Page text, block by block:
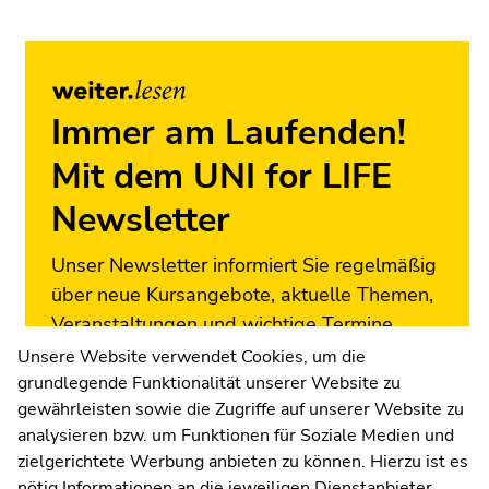
Immer am Laufenden!
Mit dem UNI for LIFE
Newsletter
Unser Newsletter informiert Sie regelmäßig
über neue Kursangebote, aktuelle Themen,
Veranstaltungen und wichtige Termine.
Melden Sie sich jetzt an!
Zur Newsletter-Anmeldung
Unsere Website verwendet Cookies, um die
grundlegende Funktionalität unserer Website zu
gewährleisten sowie die Zugriffe auf unserer Website zu
analysieren bzw. um Funktionen für Soziale Medien und
zielgerichtete Werbung anbieten zu können. Hierzu ist es